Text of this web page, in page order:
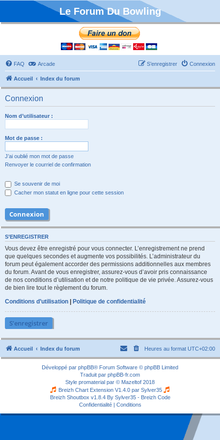
Le Forum Du Bowling
FAQ Arcade Connexion
S’enregistrer
Accueil Index du forum
Connexion
Nom d’utilisateur :
Mot de passe :
J’ai oublié mon mot de passe
Renvoyer le courriel de confirmation
Se souvenir de moi
Cacher mon statut en ligne pour cette session
S’ENREGISTRER
Vous devez être enregistré pour vous connecter. L’enregistrement ne prend
que quelques secondes et augmente vos possibilités. L’administrateur du
forum peut également accorder des permissions additionnelles aux membres
du forum. Avant de vous enregistrer, assurez-vous d’avoir pris connaissance
de nos conditions d’utilisation et de notre politique de vie privée. Assurez-vous
de bien lire tout le règlement du forum.
Conditions d’utilisation | Politique de confidentialité
S’enregistrer
Accueil Index du forum Heures au format UTC+02:00
Développé par phpBB® Forum Software © phpBB Limited
Traduit par phpBB-fr.com
Style promaterial par © Mazeltof 2018
Breizh Chart Extension V1.4.0 par Sylver35
Breizh Shoutbox v1.8.4 By Sylver35 - Breizh Code
Confidentialité| Conditions